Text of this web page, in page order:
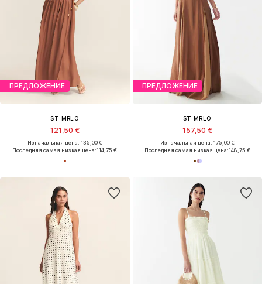
ПРЕДЛОЖЕНИЕ
ST MRLO
121,50 €
Изначальная цена: 135,00 €
Последняя самая низкая цена:114,75 €
ПРЕДЛОЖЕНИЕ
ST MRLO
157,50 €
Изначальная цена: 175,00 €
Последняя самая низкая цена:148,75 €